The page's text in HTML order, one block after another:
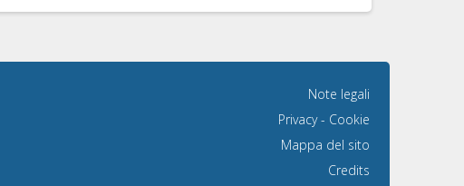
Note legali
Privacy- Cookie
Mappa del sito
Credits